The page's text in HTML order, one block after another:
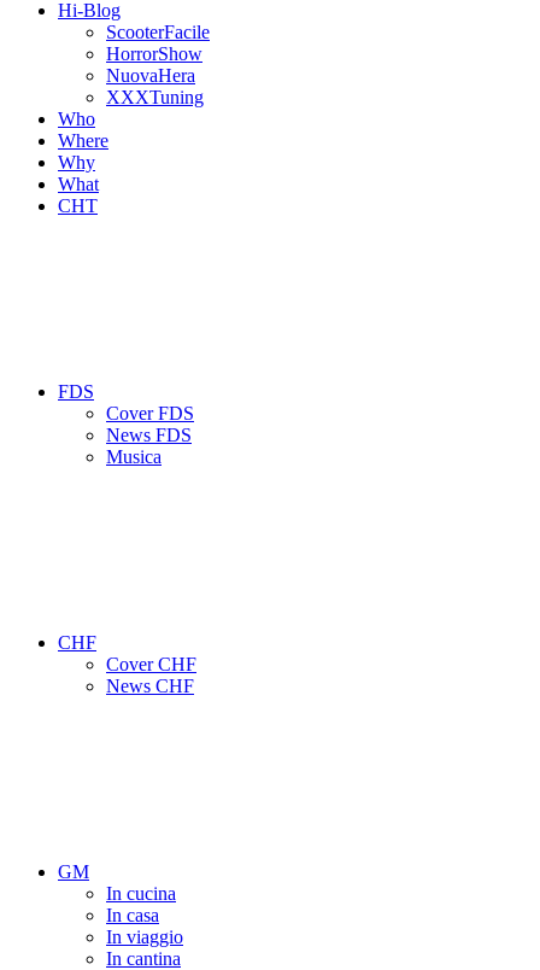
Hi-Blog
ScooterFacile
HorrorShow
NuovaHera
XXXTuning
Who
Where
Why
What
CHT
FDS
Cover FDS
News FDS
Musica
CHF
Cover CHF
News CHF
GM
In cucina
In casa
In viaggio
In cantina